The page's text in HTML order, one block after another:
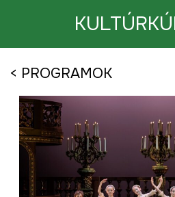
< PROGRAMOK